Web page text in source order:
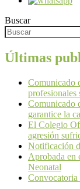
Buscar
Últimas
Comunicado
profesionales
Comunicado
garantice la
El Colegio
agresión
Notificación
Aprobada en
Neonatal